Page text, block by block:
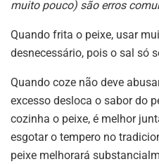
muito pouco) são erros
Quando frita o peixe, usar
desnecessário, pois o sal só
Quando coze não deve
excesso desloca o sabor do
cozinha o peixe, é melhor
esgotar o tempero no
peixe melhorará